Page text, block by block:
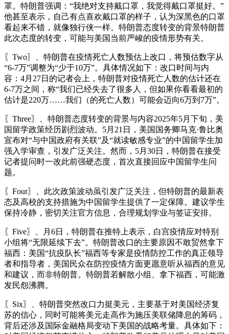
罩。特朗普强调：“我绝对支持戴口罩，我觉得戴口罩挺好。”
他甚至表示，自己有点喜欢戴口罩的样子，认为深黑色的口罩
看起来不错，就像独行侠一样。特朗普态度转变的背景特朗普
此次态度的转变，可能与美国当前严峻的疫情形势有关。
〖Two〗、特朗普在疫情死亡人数预估上改口，将预估数字从
“6-7万”调整为“少于10万”。具体情况如下：改口时间与内
容：4月27日的记者会上，特朗普对疫情死亡人数的估计还在
6-7万之间，称“我们已经失去了很多人，但如果你看看最初的
估计是220万……我们（的死亡人数）可能会迈向6万到7万”。
〖Three〗、特朗普态度转变的背景与内容2025年5月下旬，美
国留学政策经历剧烈波动。5月21日，美国国务卿马克·鲁比奥
宣布对“与中国政府有关联”及“就读敏感专业”的中国留学生加
强入学审查，引发广泛关注。然而，5月30日，特朗普在接受
记者提问时一改此前强硬态度，首次直接回应中国留学生问
题。
〖Four〗、此次政策波动虽引发广泛关注，但特朗普的最新表
态及高校的支持措施为中国留学生提供了一定保障。建议学生
保持冷静，密切关注官方信息，合理规划学业与签证安排。
〖Five〗、月6日，特朗普在推特上表示，白宫疫情应对特别
小组将“无限延续下去”。特朗普改口的主要原因不敢贸然拿下
福西：美国“抗疫队长”福西等专家是疫情防控工作的真正领导
者和指导者，美国民众在防控疫情方面更愿意听从福西的意见
和建议，而非特朗普。特朗普若解散小组、拿下福西，可能激
发民怨沸腾。
〖Six〗、特朗普突然改口力挺美元，主要基于对美国经济复
苏的信心，同时可能将美元走高作为施压美联储降息的筹码，
背后还涉及国际金融格局变动下美国的战略考量。具体如下：